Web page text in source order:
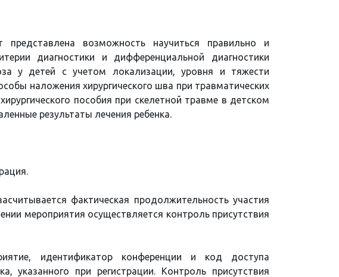
возможность научиться правильно и
диагностики и дифференциальной диагностики
у детей с учетом локализации, уровня и тяжести
наложения хирургического шва при травматических
пособия при скелетной травме в детском
результаты лечения ребенка.
фактическая продолжительность участия
мероприятия осуществляется контроль присутствия
идентификатор конференции и код доступа
указанного при регистрации. Контроль присутствия